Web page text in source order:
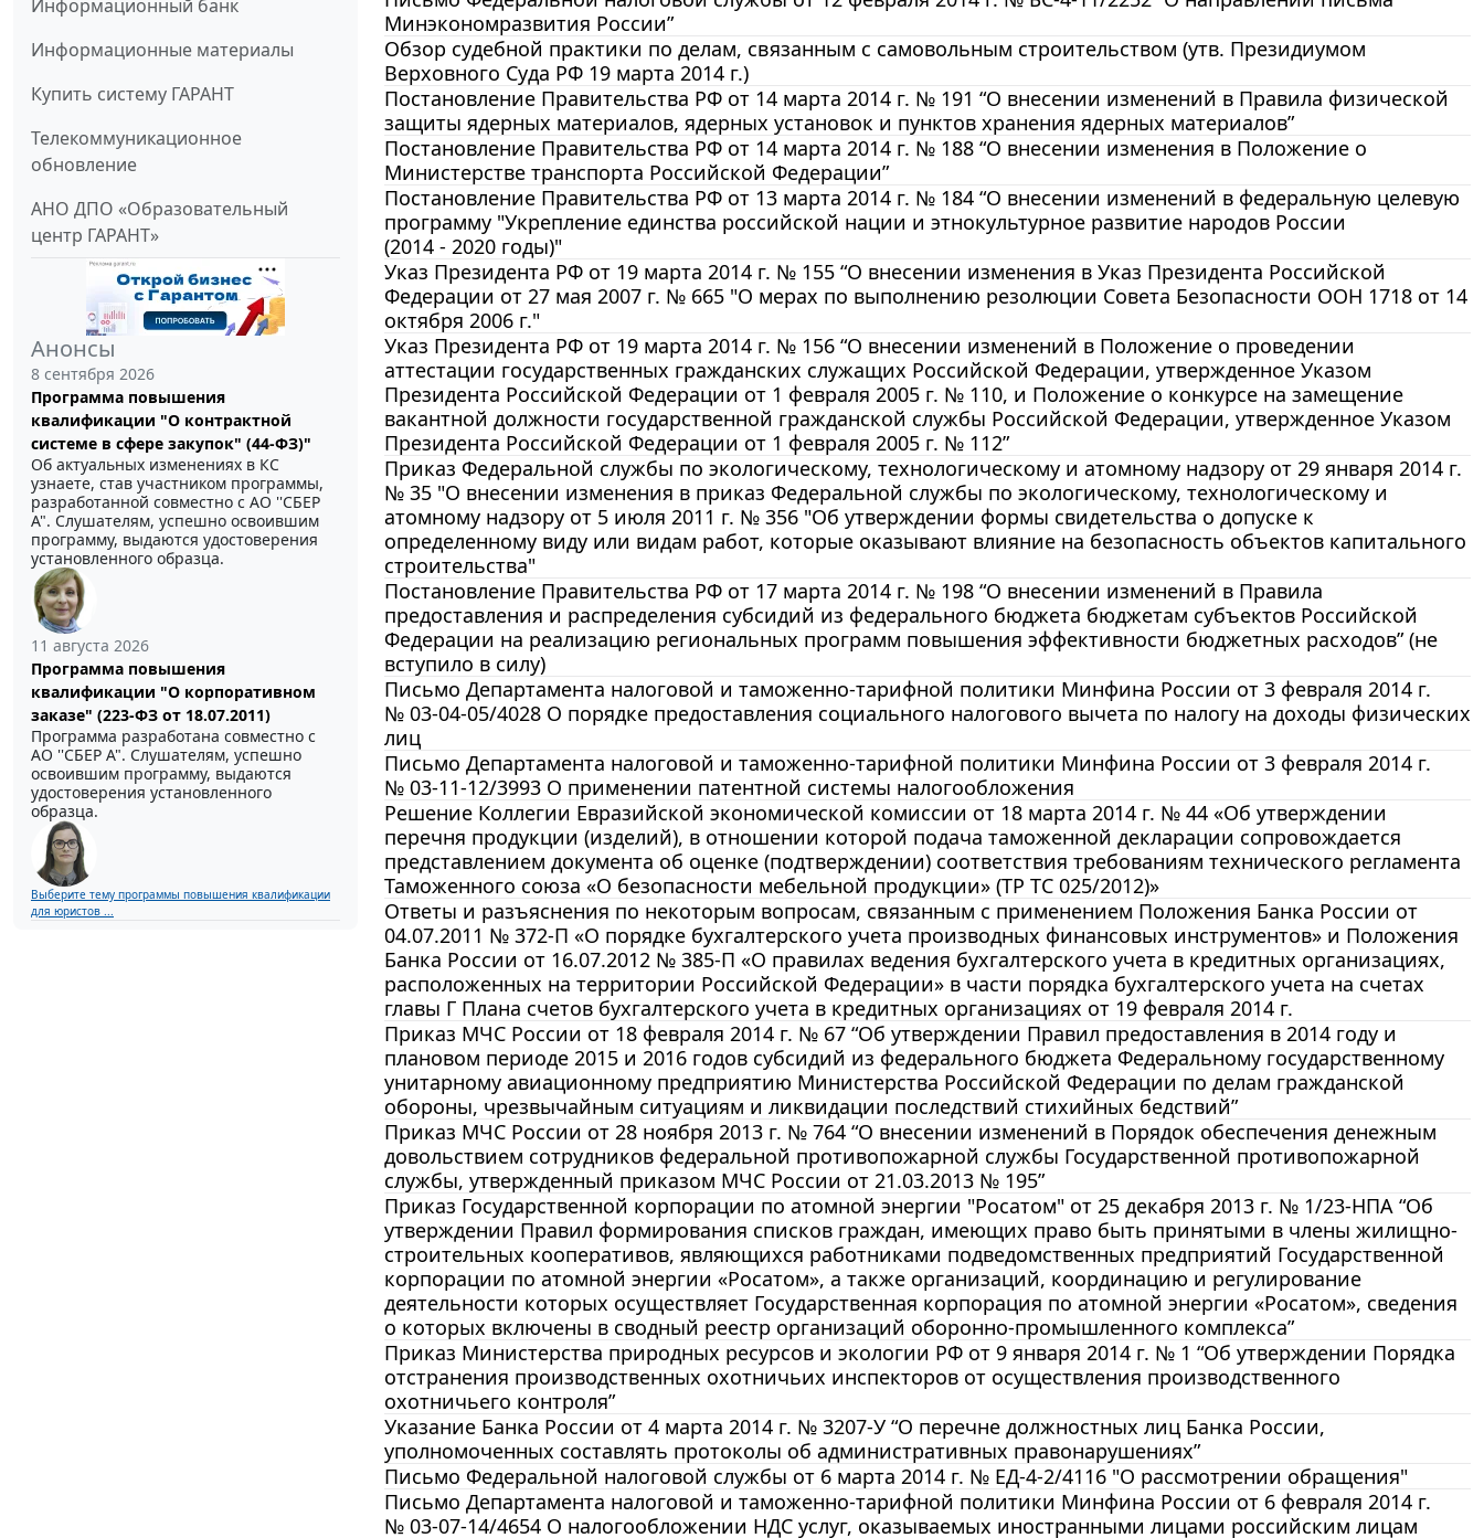
Информационный банк
Информационные материалы
Купить систему ГАРАНТ
Телекоммуникационное
обновление
АНО ДПО «Образовательный
центр ГАРАНТ»
Анонсы
8 сентября 2026
Программа повышения
квалификации "О контрактной
системе в сфере закупок" (44-ФЗ)"
Об актуальных изменениях в КС
узнаете, став участником программы,
разработанной совместно с АО ''СБЕР
А". Слушателям, успешно освоившим
программу, выдаются удостоверения
установленного образца.
11 августа 2026
Программа повышения
квалификации "О корпоративном
заказе" (223-ФЗ от 18.07.2011)
Программа разработана совместно с
АО ''СБЕР А". Слушателям, успешно
освоившим программу, выдаются
удостоверения установленного
образца.
Выберите тему программы повышения квалификации
для юристов ...
Минэкономразвития России”
Обзор судебной практики по делам, связанным с самовольным строительством (утв. Президиумом
Верховного Суда РФ 19 марта 2014 г.)
Постановление Правительства РФ от 14 марта 2014 г. № 191 “О внесении изменений в Правила физической
защиты ядерных материалов, ядерных установок и пунктов хранения ядерных материалов”
Постановление Правительства РФ от 14 марта 2014 г. № 188 “О внесении изменения в Положение о
Министерстве транспорта Российской Федерации”
Постановление Правительства РФ от 13 марта 2014 г. № 184 “О внесении изменений в федеральную целевую
программу "Укрепление единства российской нации и этнокультурное развитие народов России
(2014 - 2020 годы)"
Указ Президента РФ от 19 марта 2014 г. № 155 “О внесении изменения в Указ Президента Российской
Федерации от 27 мая 2007 г. № 665 "О мерах по выполнению резолюции Совета Безопасности ООН 1718 от 14
октября 2006 г."
Указ Президента РФ от 19 марта 2014 г. № 156 “О внесении изменений в Положение о проведении
аттестации государственных гражданских служащих Российской Федерации, утвержденное Указом
Президента Российской Федерации от 1 февраля 2005 г. № 110, и Положение о конкурсе на замещение
вакантной должности государственной гражданской службы Российской Федерации, утвержденное Указом
Президента Российской Федерации от 1 февраля 2005 г. № 112”
Приказ Федеральной службы по экологическому, технологическому и атомному надзору от 29 января 2014 г.
№ 35 "О внесении изменения в приказ Федеральной службы по экологическому, технологическому и
атомному надзору от 5 июля 2011 г. № 356 "Об утверждении формы свидетельства о допуске к
определенному виду или видам работ, которые оказывают влияние на безопасность объектов капитального
строительства"
Постановление Правительства РФ от 17 марта 2014 г. № 198 “О внесении изменений в Правила
предоставления и распределения субсидий из федерального бюджета бюджетам субъектов Российской
Федерации на реализацию региональных программ повышения эффективности бюджетных расходов” (не
вступило в силу)
Письмо Департамента налоговой и таможенно-тарифной политики Минфина России от 3 февраля 2014 г.
№ 03-04-05/4028 О порядке предоставления социального налогового вычета по налогу на доходы физических
лиц
Письмо Департамента налоговой и таможенно-тарифной политики Минфина России от 3 февраля 2014 г.
№ 03-11-12/3993 О применении патентной системы налогообложения
Решение Коллегии Евразийской экономической комиссии от 18 марта 2014 г. № 44 «Об утверждении
перечня продукции (изделий), в отношении которой подача таможенной декларации сопровождается
представлением документа об оценке (подтверждении) соответствия требованиям технического регламента
Таможенного союза «О безопасности мебельной продукции» (ТР ТС 025/2012)»
Ответы и разъяснения по некоторым вопросам, связанным с применением Положения Банка России от
04.07.2011 № 372-П «О порядке бухгалтерского учета производных финансовых инструментов» и Положения
Банка России от 16.07.2012 № 385-П «О правилах ведения бухгалтерского учета в кредитных организациях,
расположенных на территории Российской Федерации» в части порядка бухгалтерского учета на счетах
главы Г Плана счетов бухгалтерского учета в кредитных организациях от 19 февраля 2014 г.
Приказ МЧС России от 18 февраля 2014 г. № 67 “Об утверждении Правил предоставления в 2014 году и
плановом периоде 2015 и 2016 годов субсидий из федерального бюджета Федеральному государственному
унитарному авиационному предприятию Министерства Российской Федерации по делам гражданской
обороны, чрезвычайным ситуациям и ликвидации последствий стихийных бедствий”
Приказ МЧС России от 28 ноября 2013 г. № 764 “О внесении изменений в Порядок обеспечения денежным
довольствием сотрудников федеральной противопожарной службы Государственной противопожарной
службы, утвержденный приказом МЧС России от 21.03.2013 № 195”
Приказ Государственной корпорации по атомной энергии "Росатом" от 25 декабря 2013 г. № 1/23-НПА “Об
утверждении Правил формирования списков граждан, имеющих право быть принятыми в члены жилищно-
строительных кооперативов, являющихся работниками подведомственных предприятий Государственной
корпорации по атомной энергии «Росатом», а также организаций, координацию и регулирование
деятельности которых осуществляет Государственная корпорация по атомной энергии «Росатом», сведения
о которых включены в сводный реестр организаций оборонно-промышленного комплекса”
Приказ Министерства природных ресурсов и экологии РФ от 9 января 2014 г. № 1 “Об утверждении Порядка
отстранения производственных охотничьих инспекторов от осуществления производственного
охотничьего контроля”
Указание Банка России от 4 марта 2014 г. № 3207-У “О перечне должностных лиц Банка России,
уполномоченных составлять протоколы об административных правонарушениях”
Письмо Федеральной налоговой службы от 6 марта 2014 г. № ЕД-4-2/4116 "О рассмотрении обращения"
Письмо Департамента налоговой и таможенно-тарифной политики Минфина России от 6 февраля 2014 г.
№ 03-07-14/4654 О налогообложении НДС услуг, оказываемых иностранными лицами российским лицам